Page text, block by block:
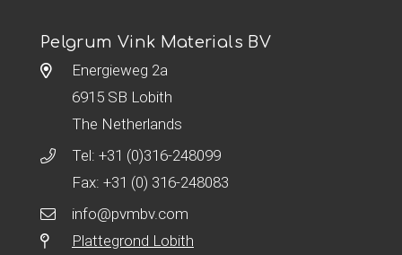
Pelgrum Vink Materials BV
Energieweg 2a
6915 SB Lobith
The Netherlands
Tel: +31 (0)316-248099
Fax: +31 (0) 316-248083
info@pvmbv.com
Plattegrond Lobith